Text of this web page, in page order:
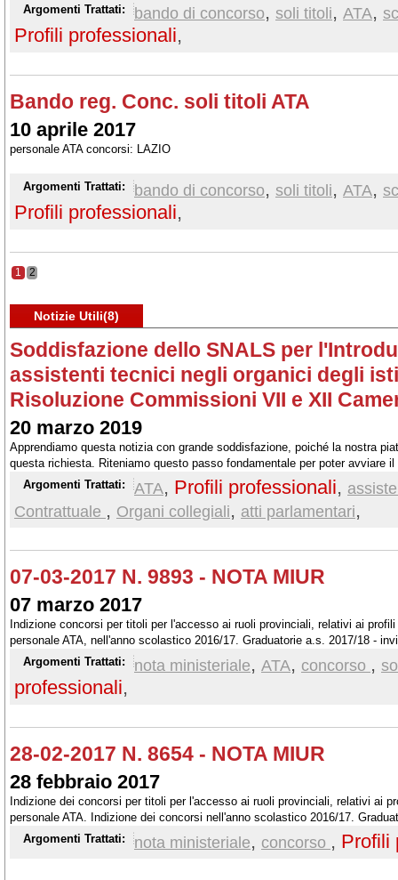
Argomenti Trattati: bando di concorso, soli titoli, ATA,
Profili professionali,
Bando reg. Conc. soli titoli ATA
10 aprile 2017
personale ATA concorsi: LAZIO
Argomenti Trattati: bando di concorso, soli titoli, ATA,
Profili professionali,
1 2
Notizie Utili(8)
Soddisfazione dello SNALS per
assistenti tecnici negli organici degli
Risoluzione Commissioni VII e XII
20 marzo 2019
Apprendiamo questa notizia con grande soddisfazione, poiché la nostra
questa richiesta. Riteniamo questo passo fondamentale per poter avviare
revisione professionale di tutto il personale ATA.
Argomenti Trattati: ATA, Profili professionali,
Contrattuale , Organi collegiali, atti parlamentari,
07-03-2017 N. 9893 - NOTA MIUR
07 marzo 2017
Indizione concorsi per titoli per l'accesso ai ruoli provinciali, relativi ai
personale ATA, nell'anno scolastico 2016/17. Graduatorie a.s. 2017/18 -
Argomenti Trattati:
nota ministeriale, ATA, concorso ,
professionali,
28-02-2017 N. 8654 - NOTA MIUR
28 febbraio 2017
Indizione dei concorsi per titoli per l'accesso ai ruoli provinciali, relativi ai
personale ATA. Indizione dei concorsi nell'anno scolastico 2016/17.
Argomenti Trattati:
nota ministeriale, concorso , Profili